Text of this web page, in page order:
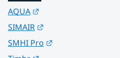
AQUA
SIMAIR
SMHI Pro